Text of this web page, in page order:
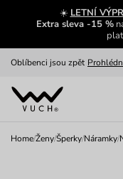
☀️ LETNÍ
Extra sleva -15 %
Zajímavosti ze světa Vuch:
Oblíbenci jsou zpět
Nech se inspirovat
Home/Ženy/Šperky/Náramky/